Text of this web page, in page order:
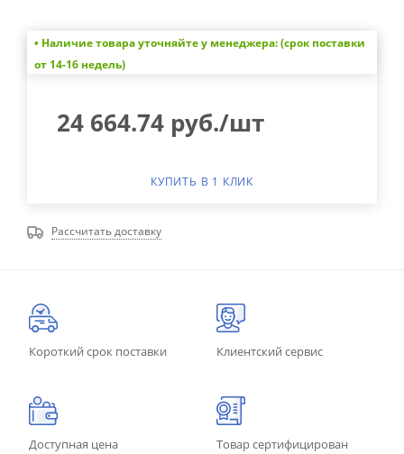
• Наличие товара уточняйте у менеджера: (срок поставки
от 14-16 недель)
24 664.74 руб./шт
КУПИТЬ В 1 КЛИК
Рассчитать доставку
Короткий срок поставки Клиентский сервис
Доступная цена Товар сертифицирован